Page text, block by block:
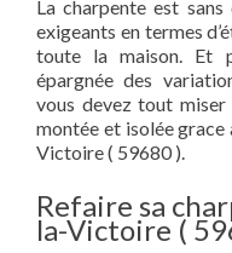
La charpente est sans
exigeants en termes
toute la maison. Et
épargnée des
vous devez tout
montée et isolée
Victoire ( 59680 ).
Refaire sa
la-Victoire (